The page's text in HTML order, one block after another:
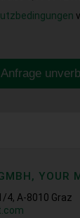
Anfrage
YOUR
4, A-8010 Graz